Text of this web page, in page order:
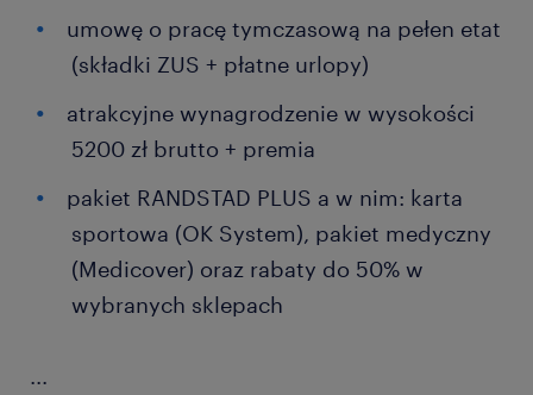
umowę o pracę tymczasową na pełen etat
(składki ZUS + płatne urlopy)
atrakcyjne wynagrodzenie w wysokości
5200 zł brutto + premia
pakiet RANDSTAD PLUS a w nim: karta
sportowa (OK System), pakiet medyczny
(Medicover) oraz rabaty do 50% w
wybranych sklepach
...